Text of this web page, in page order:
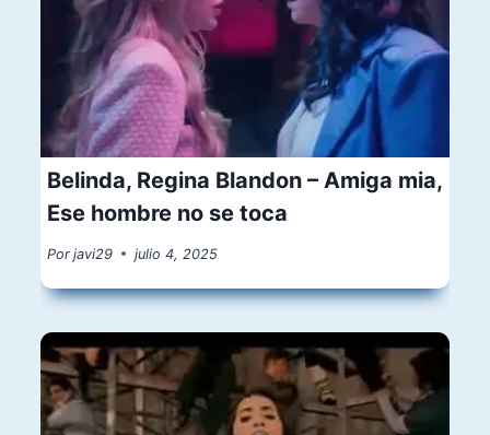
Belinda, Regina Blandon – Amiga mia,
Ese hombre no se toca
Por javi29 julio 4, 2025